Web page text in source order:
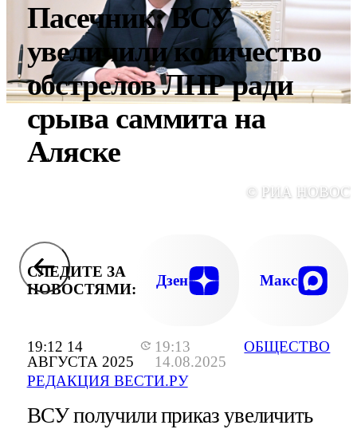
19:12 14
АВГУСТА 2025
19:13
14.08.2025
РЕДАКЦИЯ ВЕСТИ.РУ
ОБЩЕСТВО
Пасечник: ВСУ
увеличили количество
обстрелов ЛНР ради
срыва саммита на
Аляске
© РИА
СЛЕДИТЕ ЗА
НОВОСТЯМИ:
Дзен Макс
ВСУ получили приказ увеличить